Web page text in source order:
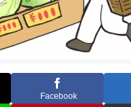
Facebook